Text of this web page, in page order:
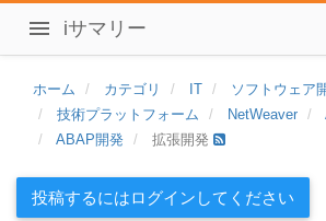
iサマリー
ホーム カテゴリ IT
ソフトウェア
技術プラットフォーム
NetWeaver
ABAP開発
拡張開発
投稿するにはログインしてください